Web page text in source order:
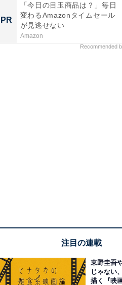
PR
「今日の目玉商品は？」毎日
変わるAmazonタイムセール
が見逃せない
Amazon
Recommended
注目の連載
東野圭吾
じゃない
描く『映